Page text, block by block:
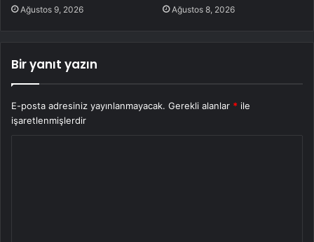
Ağustos 9, 2026 Ağustos 8, 2026
Bir yanıt yazın
E-posta adresiniz yayınlanmayacak. Gerekli alanlar * ile
işaretlenmişlerdir